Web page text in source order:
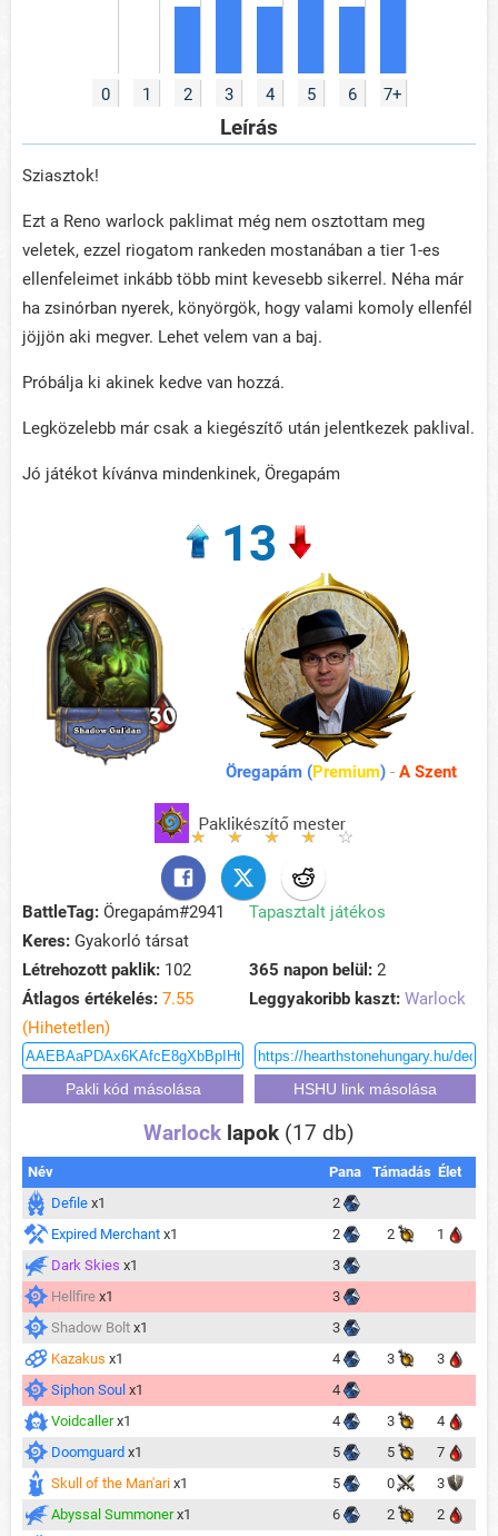
0 1 2 3 4 5 6 7+
Leírás
Sziasztok!
Ezt a Reno warlock paklimat még nem osztottam meg
veletek, ezzel riogatom rankeden mostanában a tier 1-es
ellenfeleimet inkább több mint kevesebb sikerrel. Néha már
ha zsinórban nyerek, könyörgök, hogy valami komoly ellenfél
jöjjön aki megver. Lehet velem van a baj.
Próbálja ki akinek kedve van hozzá.
Legközelebb már csak a kiegészítő után jelentkezek paklival.
Jó játékot kívánva mindenkinek, Öregapám
13
Öregapám (Premium)- A Szent
BattleTag: Öregapám#2941
Tapasztalt játékos
Keres: Gyakorló társat
Létrehozott paklik: 102 365 napon belül: 2
Átlagos értékelés: 7.55
(Hihetetlen)
Leggyakoribb kaszt: Warlock
Warlock lapok (17 db)
Név Pana Támadás Élet
Defile x1
2
Expired Merchant x1 2 2
1
Dark Skies x1
3
Hellfire x1
3
Shadow Bolt x1
3
Kazakus x1 4 3
3
Siphon Soul x1
4
Voidcaller x1 4 3
4
Doomguard x1 5 5
7
Skull of the Man'ari x1 5 0
3
Abyssal Summoner x1 6 2 2